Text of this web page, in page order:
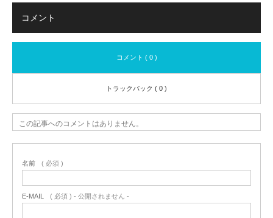
コメント
コメント ( 0 )
トラックバック ( 0 )
この記事へのコメントはありません。
名前 ( 必須 )
E-MAIL ( 必須 ) - 公開されません -